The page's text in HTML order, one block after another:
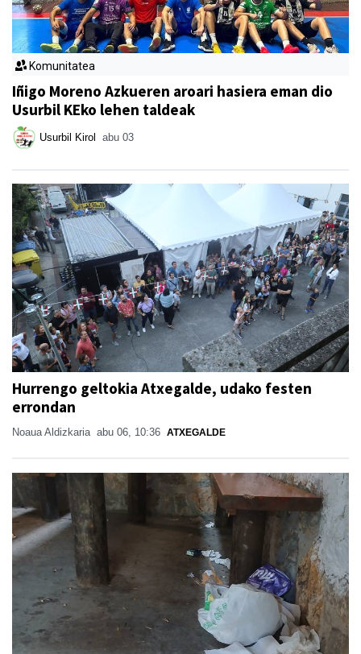
Komunitatea
Iñigo Moreno Azkueren aroari hasiera eman dio
Usurbil KEko lehen taldeak
Usurbil Kirol abu 03
Hurrengo geltokia Atxegalde, udako festen
errondan
Noaua Aldizkaria abu 06, 10:36 ATXEGALDE